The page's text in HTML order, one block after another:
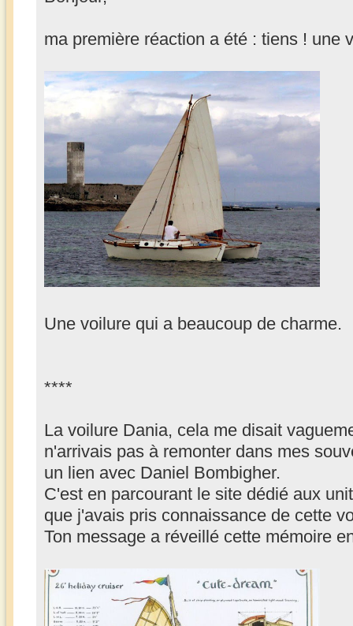
ma première réaction a été : tiens ! une
Une voilure qui a beaucoup de charme.
****
La voilure Dania, cela me disait
n'arrivais pas à remonter dans mes
un lien avec Daniel Bombigher.
C'est en parcourant le site dédié aux
que j'avais pris connaissance de cette
Ton message a réveillé cette mémoire